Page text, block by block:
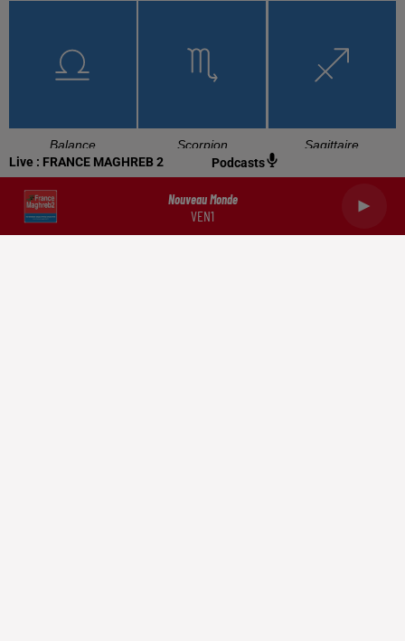
Live : FRANCE MAGHREB 2 Podcasts
Nouveau Monde
VEN1
Balance Scorpion Sagittaire